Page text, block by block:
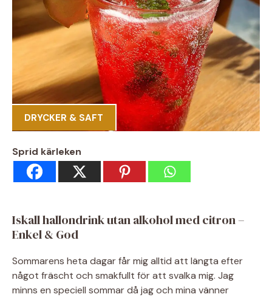
DRYCKER & SAFT
Sprid kärleken
Iskall hallondrink utan alkohol med citron –
Enkel & God
Sommarens heta dagar får mig alltid att längta efter
något fräscht och smakfullt för att svalka mig. Jag
minns en speciell sommar då jag och mina vänner